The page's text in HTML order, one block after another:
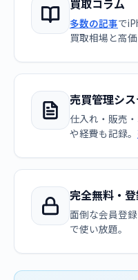
買取コラム
多数の記事で
買取相場と高
売買管理シ
仕入れ・販売
や経費も記録。
完全無料・
面倒な会員登
で使い放題。